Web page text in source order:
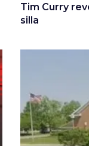
Tim Curry
silla